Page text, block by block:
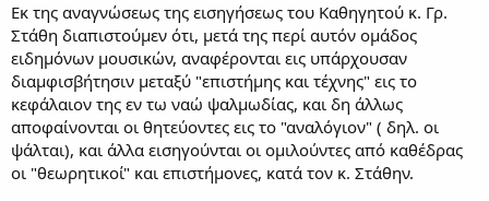
Εκ της αναγνώσεως της εισηγήσεως του Καθηγητού κ. Γρ.
Στάθη διαπιστούμεν ότι, μετά της περί αυτόν ομάδος
ειδημόνων μουσικών, αναφέρονται εις υπάρχουσαν
διαμφισβήτησιν μεταξύ "επιστήμης και τέχνης" εις το
κεφάλαιον της εν τω ναώ ψαλμωδίας, και δη άλλως
αποφαίνονται οι θητεύοντες εις το "αναλόγιον" ( δηλ. οι
ψάλται), και άλλα εισηγούνται οι ομιλούντες από καθέδρας
οι "θεωρητικοί" και επιστήμονες, κατά τον κ. Στάθην.